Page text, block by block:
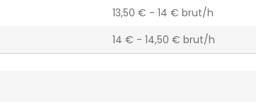
13,50 € - 14 € brut/h
14 € - 14,50 € brut/h